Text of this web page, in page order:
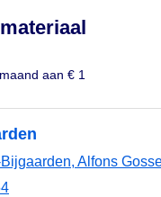
aan € 1
Alfons